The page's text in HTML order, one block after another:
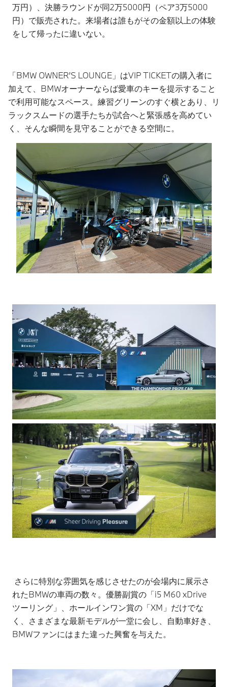
万円）、決勝ラウンドが同2万5000円（ペア3万5000
円）で販売された。来場者は誰もがその金額以上の体験
をして帰ったに違いない。
「BMW OWNER’S LOUNGE」はVIP TICKETの購入者に
加えて、BMWオーナーならば愛車のキーを提示すること
で利用可能なスペース。練習グリーンのすぐ横とあり、リ
ラックスムードの選手たちが試合へと緊張感を高めてい
く、そんな瞬間を見守ることができる空間に。
さらに特別な雰囲気を感じさせたのが会場内に展示さ
れたBMWの車両の数々。優勝副賞の「i5 M60 xDrive
ツーリング」、ホールインワン賞の「XM」だけでな
く、さまざまな最新モデルが一堂に会し、自動車好き、
BMWファンにはまた違った興奮を与えた。